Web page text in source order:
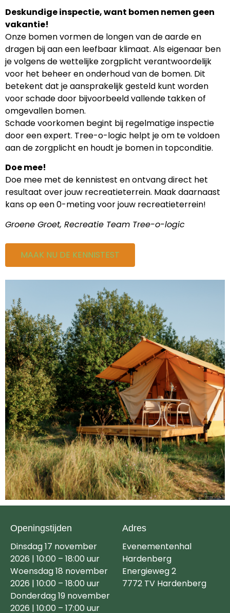
Deskundige inspectie, want bomen nemen geen
vakantie!
Onze bomen vormen de longen van de aarde en
dragen bij aan een leefbaar klimaat. Als eigenaar ben
je volgens de wettelijke zorgplicht verantwoordelijk
voor het beheer en onderhoud van de bomen. Dit
betekent dat je aansprakelijk gesteld kunt worden
voor schade door bijvoorbeeld vallende takken of
omgevallen bomen.
Schade voorkomen begint bij regelmatige inspectie
door een expert. Tree-o-logic helpt je om te voldoen
aan de zorgplicht en houdt je bomen in topconditie.
Doe mee!
Doe mee met de kennistest en ontvang direct het
resultaat over jouw recreatieterrein. Maak daarnaast
kans op een 0-meting voor jouw recreatieterrein!
Groene Groet, Recreatie Team Tree-o-logic
MAAK NU DE KENNISTEST
Openingstijden
Dinsdag 17 november
2026 | 10:00 – 18:00 uur
Woensdag 18 november
2026 | 10:00 – 18:00 uur
Donderdag 19 november
2026 | 10:00 – 17:00 uur
Adres
Evenementenhal
Hardenberg
Energieweg 2
7772 TV Hardenberg